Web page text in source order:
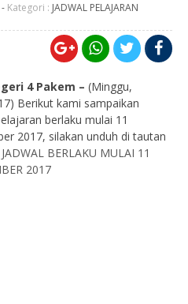
- Kategori : JADWAL PELAJARAN
4 Pakem – (Minggu,
Berikut kami sampaikan
berlaku mulai 11
2017, silakan unduh di tautan
JADWAL BERLAKU MULAI 11
2017